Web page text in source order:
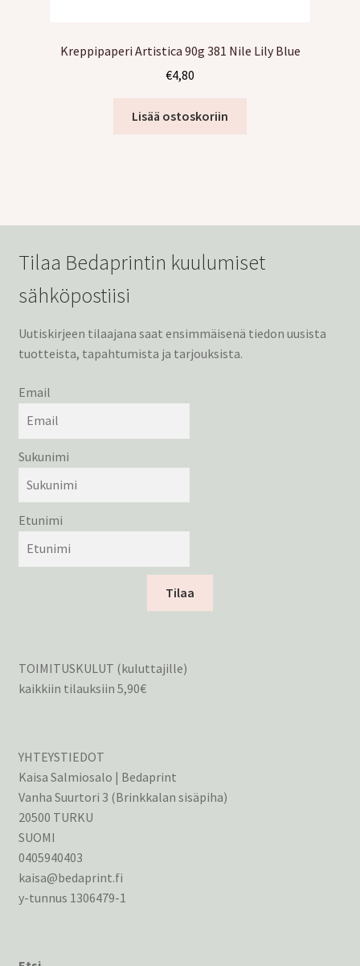
Kreppipaperi Artistica 90g 381 Nile Lily Blue
€4,80
Lisää ostoskoriin
Tilaa Bedaprintin kuulumiset
sähköpostiisi
Uutiskirjeen tilaajana saat ensimmäisenä tiedon uusista
tuotteista, tapahtumista ja tarjouksista.
Email
Sukunimi
Etunimi
Tilaa
TOIMITUSKULUT (kuluttajille)
kaikkiin tilauksiin 5,90€
YHTEYSTIEDOT
Kaisa Salmiosalo | Bedaprint
Vanha Suurtori 3 (Brinkkalan sisäpiha)
20500 TURKU
SUOMI
0405940403
kaisa@bedaprint.fi
y-tunnus 1306479-1